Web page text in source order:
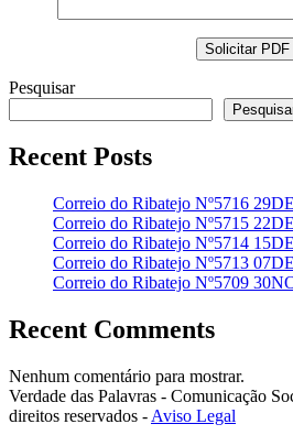
Pesquisar
Recent Posts
Correio do Ribatejo Nº5716
Correio do Ribatejo Nº5715
Correio do Ribatejo Nº5714
Correio do Ribatejo Nº5713
Correio do Ribatejo Nº5709
Recent Comments
Nenhum comentário para mostrar.
Verdade das Palavras - Comunicação
direitos reservados - Aviso Legal